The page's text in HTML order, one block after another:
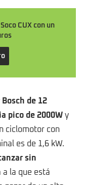
CUX con un
de 12
pico de 2000W y
ciclomotor con
es de 1,6 kW.
sin
a la que está